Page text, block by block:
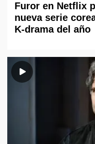
Furor en Netflix
nueva serie
K-drama del año